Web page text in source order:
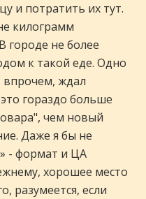
и потратить их тут.
килограмм
городе не более
к такой еде. Одно
впрочем, ждал
гораздо больше
чем новый
Даже я бы не
- формат и ЦА
хорошее место
разумеется, если